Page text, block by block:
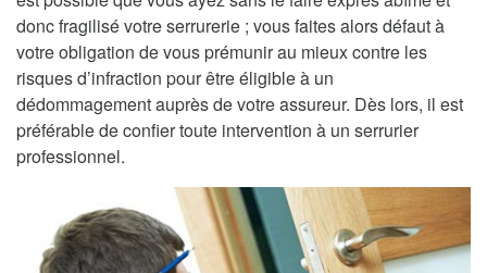
donc fragilisé votre serrurerie ; vous faites alors défaut à
votre obligation de vous prémunir au mieux contre les
risques d’infraction pour être éligible à un
dédommagement auprès de votre assureur. Dès lors, il est
préférable de confier toute intervention à un serrurier
professionnel.